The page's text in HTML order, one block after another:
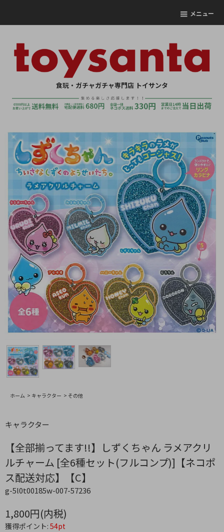
メニュー
食玩・ガチャガチャ専門店 トイサンタ
ホーム > キャラクター > その他
キャラクター
【全部揃ってます!!】しずくちゃん ラメアクリ
ルチャーム [全6種セット(フルコンプ)]【ネコポ
ス配送対応】【C】
g-5l0t00185w-007-57236
1,800円(内税)
獲得ポイント: 54pt